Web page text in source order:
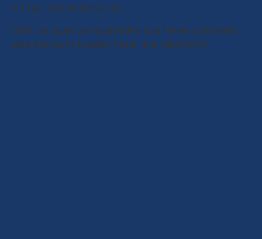
No hay valoraciones aún.
Solo los usuarios registrados que hayan comprado
este producto pueden hacer una valoración.